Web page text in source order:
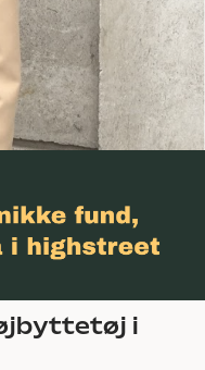
i